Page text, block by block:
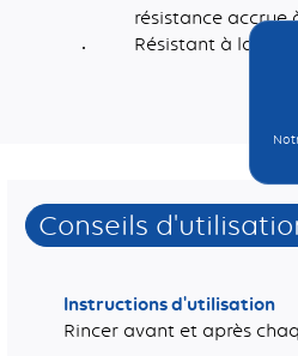
résistance accrue
Résistant à la
Conseils
Instructions d'utilisation
Rincer avant et après